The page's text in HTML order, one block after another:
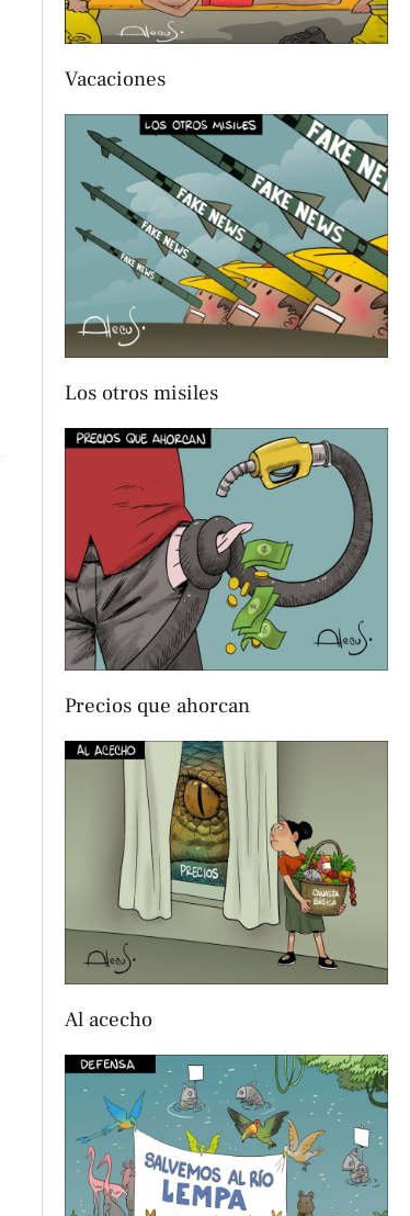
Vacaciones
Los otros misiles
Precios que ahorcan
Al acecho